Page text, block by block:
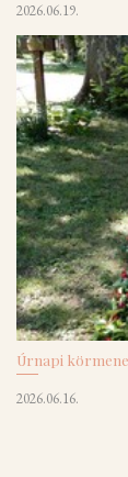
2026.06.19.
Úrnapi
2026.06.16.